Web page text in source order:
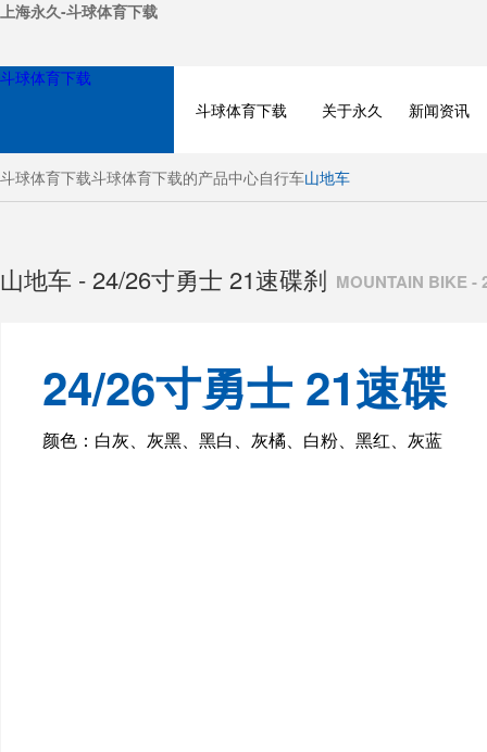
上海永久-斗球体育下载
斗球体育下载
斗球体育下载
关于永久 新闻资讯
斗球体育下载斗球体育下载的产品中心自行车山地车
BICYCLE
山地车 - 24/26寸勇士 21速碟刹 MOUNTAIN BIKE -
24/26寸勇士 21速碟
刹
颜色：白灰、灰黑、黑白、灰橘、白粉、黑红、灰蓝